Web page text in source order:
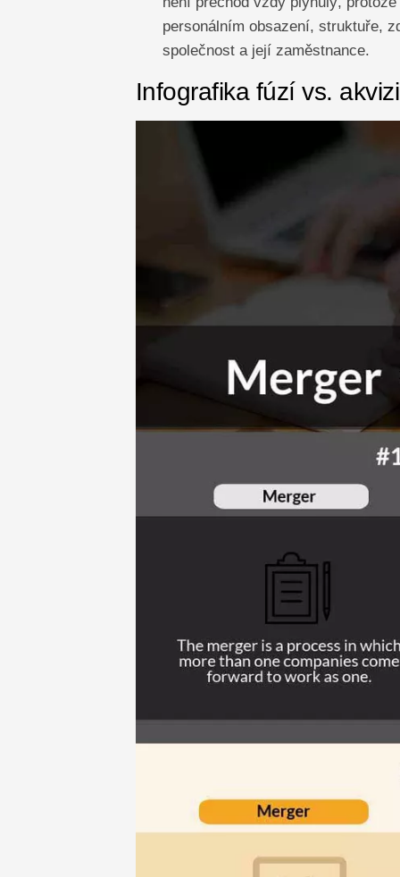
personálním obsazení, struktuře,
společnost a její zaměstnance.
Infografika fúzí vs.